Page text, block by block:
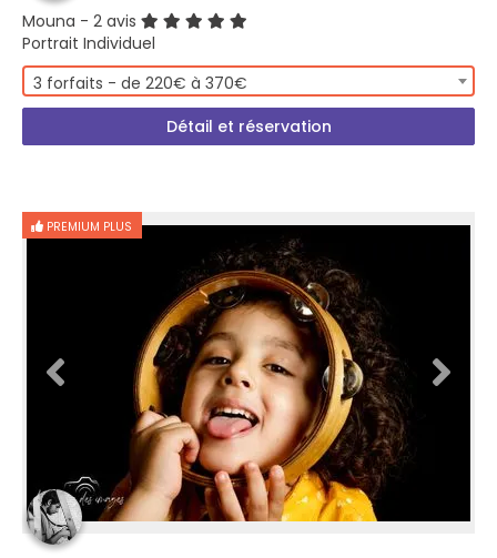
Mouna - 2 avis
Portrait Individuel
3 forfaits - de 220€ à 370€
Détail et réservation
PREMIUM PLUS